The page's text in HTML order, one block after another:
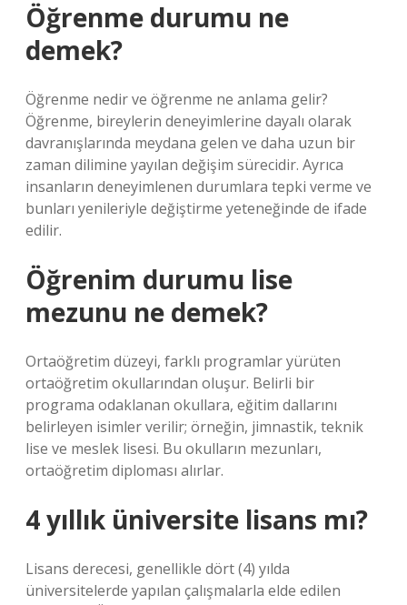
Öğrenme durumu ne
demek?
Öğrenme nedir ve öğrenme ne anlama gelir?
Öğrenme, bireylerin deneyimlerine dayalı olarak
davranışlarında meydana gelen ve daha uzun bir
zaman dilimine yayılan değişim sürecidir. Ayrıca
insanların deneyimlenen durumlara tepki verme ve
bunları yenileriyle değiştirme yeteneğinde de ifade
edilir.
Öğrenim durumu lise
mezunu ne demek?
Ortaöğretim düzeyi, farklı programlar yürüten
ortaöğretim okullarından oluşur. Belirli bir
programa odaklanan okullara, eğitim dallarını
belirleyen isimler verilir; örneğin, jimnastik, teknik
lise ve meslek lisesi. Bu okulların mezunları,
ortaöğretim diploması alırlar.
4 yıllık üniversite lisans mı?
Lisans derecesi, genellikle dört (4) yılda
üniversitelerde yapılan çalışmalarla elde edilen